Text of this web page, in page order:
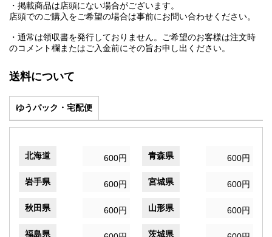
・掲載商品は店頭にない場合がございます。
店頭でのご購入をご希望の場合は事前にお問い合わせください。
・通常は領収書を発行しておりません。ご希望のお客様は注文時
のコメント欄またはご入金前にその旨お申し出ください。
送料について
ゆうパック・宅配便
北海道 600円 青森県 600円
岩手県 600円 宮城県 600円
秋田県 600円 山形県 600円
福島県 茨城県